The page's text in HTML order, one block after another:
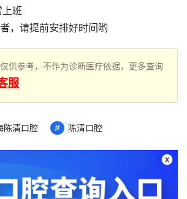
班
，请提前安排好时间哟
供参考，不作为诊断医疗依据，更多查询
服
陈清口腔 陈清口腔